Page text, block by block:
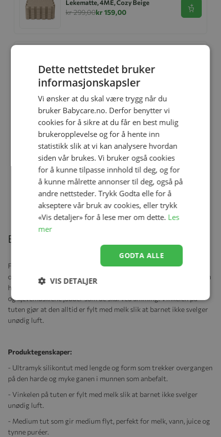
Lekematte, 4ME, Cozy Beige
kr 299,00kr 159,00 Se
Edition
kr 369,00kr 229,00
Ullbody, Helledussen, Deep Oak
kr 279,00kr 167,40
Ullongs, Helledussen, Navy
kr 279,00 kr 167,40
Beskrivelse
Flasketuten av ultramyk silikon imiterer mors bryst i form, følelse
og lengde. Lengden og formen på tuten treffer overgangen på den
harde og myke ganen i munnen som anbefalt, dette gjør at tungen
og kjevemusklene jobber som de skal ved amming. Vinkelen på
tuten gjør at den alltid er fylt med melk slik at barnet ikke svelger
unødig luft.
Produktegenskaper:
- Ultramyk silikontut med lengde og form som trekker overgangen
på den harde og myke ganen i munnen som anbefalt.
- Vinkelen på tuten er fylt med melk slik at barnet ikke svelger
unødig luft.
- Medium tut som gir medium flyt, perfekt for melk, vann, juice og
tynne puréer.
Dette nettstedet bruker
informasjonskapsler
Vi ønsker at du skal være trygg når du
bruker Babycare.no. Derfor benytter vi
cookies for å sikre at du får en best mulig
brukeropplevelse og for å hente inn
statistikk slik at vi kan analysere hvordan
siden vår brukes. Vi bruker også cookies
for å kunne tilpasse innhold til deg, og for
å kunne målrette annonser til deg, også på
andre nettsteder. Trykk Godta elle for å
akseptere vår bruk av cookies, eller trykk
«Vis detaljer» for å lese mer om dette. Les
mer
GODTA ALLE
VIS DETALJER